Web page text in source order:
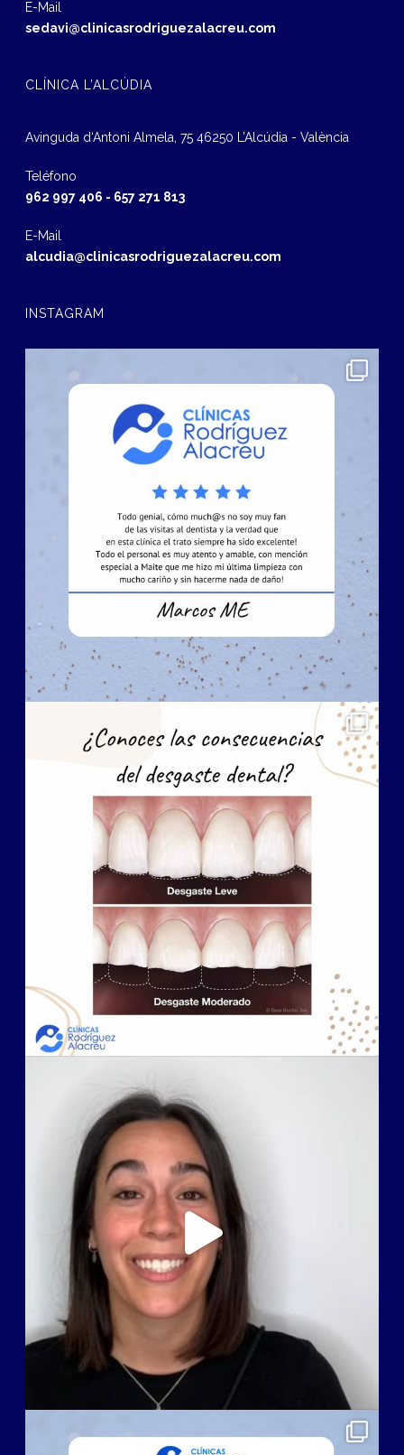
E-Mail
sedavi@clinicasrodriguezalacreu.com
CLÍNICA L’ALCÚDIA
Avinguda d‘Antoni Almela, 75 46250 L’Alcúdia - València
Teléfono
962 997 406 - 657 271 813
E-Mail
alcudia@clinicasrodriguezalacreu.com
INSTAGRAM